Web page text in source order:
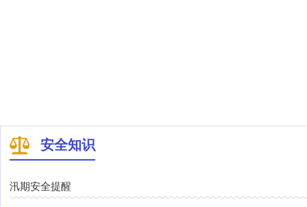
安全知识
汛期安全提醒